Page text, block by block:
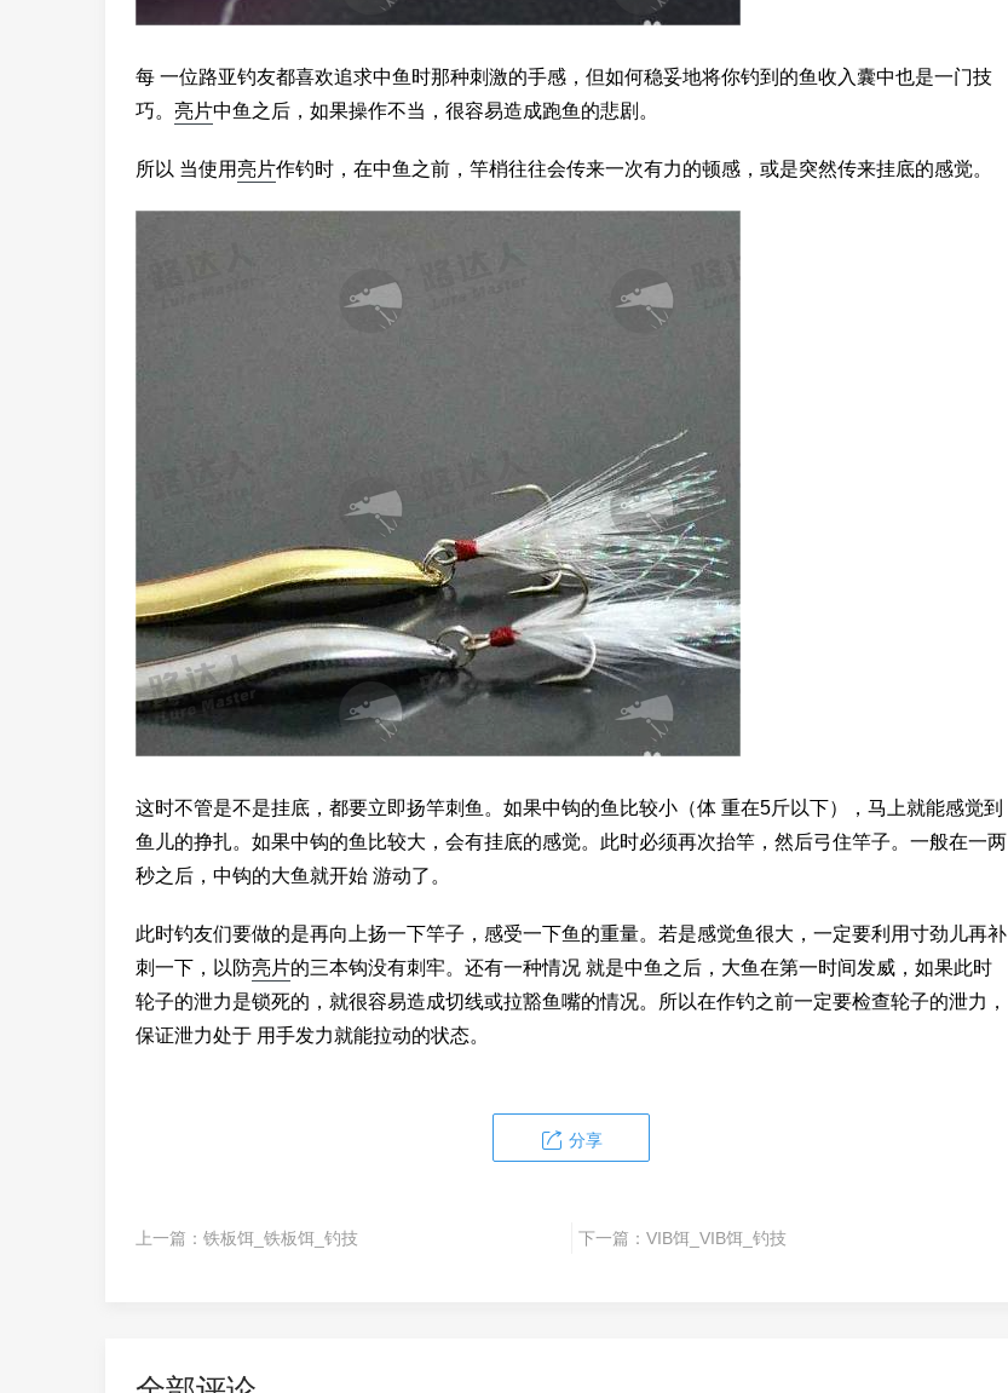
每 一位路亚钓友都喜欢追求中鱼时那种刺激的手感，但如何稳妥地将你钓到的鱼收入囊中也是一门技
巧。 亮片中鱼之后，如果操作不当，很容易造成跑鱼的悲剧。
所以 当使用亮片作钓时，在中鱼之前，竿梢往往会传来一次有力的顿感，或是突然传来挂底的感觉。
这时不管是不是挂底，都要立即扬竿刺鱼。如果中钩的鱼比较小（体 重在5斤以下），马上就能感觉到
鱼儿的挣扎。如果中钩的鱼比较大，会有挂底的感觉。此时必须再次抬竿，然后弓住竿子。一般在一两
秒之后，中钩的大鱼就开始 游动了。
此时钓友们要做的是再向上扬一下竿子，感受一下鱼的重量。若是感觉鱼很大，一定要利用寸劲儿再补
刺一下，以防亮片的三本钩没有刺牢。还有一种情况 就是中鱼之后，大鱼在第一时间发威，如果此时
轮子的泄力是锁死的，就很容易造成切线或拉豁鱼嘴的情况。所以在作钓之前一定要检查轮子的泄力，
保证泄力处于 用手发力就能拉动的状态。
分享
上一篇： 铁板饵_铁板饵_钓技 下一篇： VIB饵_VIB饵_钓技